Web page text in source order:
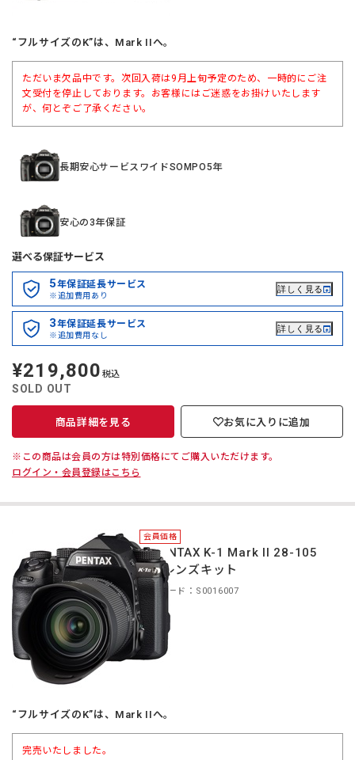
“フルサイズのK”は、Mark IIへ。
ただいま欠品中です。次回入荷は9月上旬予定のため、一時的にご注
文受付を停止しております。お客様にはご迷惑をお掛けいたします
が、何とぞご了承ください。
長期安心サービスワイドSOMPO5年
安心の3年保証
選べる保証サービス
5年保証延長サービス
※追加費用あり
詳しく見る
3年保証延長サービス
※追加費用なし
詳しく見る
定
価
¥219,800 税込
SOLD OUT
商品詳細を見る お気に入りに追加
※この商品は会員の方は特別価格にてご購入いただけます。
ログイン・会員登録はこちら
会員価格
＊PENTAX K-1 Mark II 28-105
WR レンズキット
商品コード：S0016007
“フルサイズのK”は、Mark IIへ。
完売いたしました。